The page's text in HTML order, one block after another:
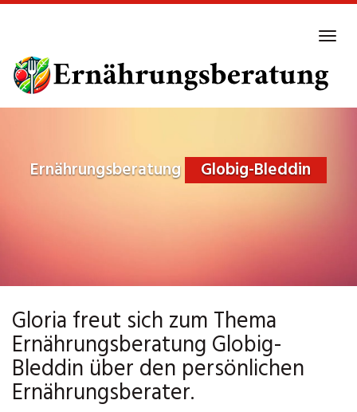
main
content
Ernährungsberatung Globig-Bleddin
Gloria freut sich zum Thema
Ernährungsberatung Globig-
Bleddin über den persönlichen
Ernährungsberater.